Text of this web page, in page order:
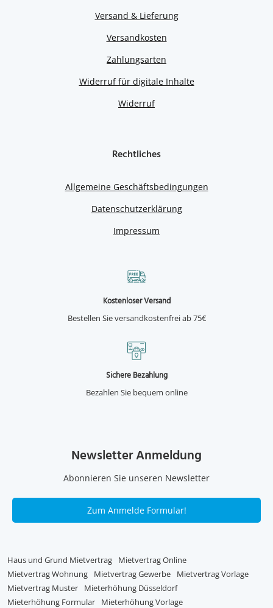
Versand & Lieferung
Versandkosten
Zahlungsarten
Widerruf für digitale Inhalte
Widerruf
Rechtliches
Allgemeine Geschäftsbedingungen
Datenschutzerklärung
Impressum
Kostenloser Versand
Bestellen Sie versandkostenfrei ab 75€
Sichere Bezahlung
Bezahlen Sie bequem online
Newsletter Anmeldung
Abonnieren Sie unseren Newsletter
Zum Anmelde Formular!
Haus und Grund Mietvertrag
Mietvertrag Online
Mietvertrag Wohnung
Mietvertrag Gewerbe
Mietvertrag Vorlage
Mietvertrag Muster
Mieterhöhung Düsseldorf
Mieterhöhung Formular
Mieterhöhung Vorlage